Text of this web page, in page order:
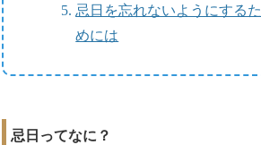
忌日を忘れないようにするた
めには
忌日ってなに？